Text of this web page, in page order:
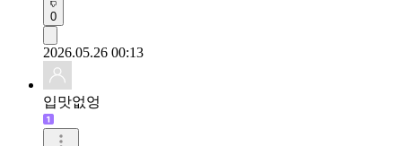
0
2026.05.26 00:13
입맛없엉